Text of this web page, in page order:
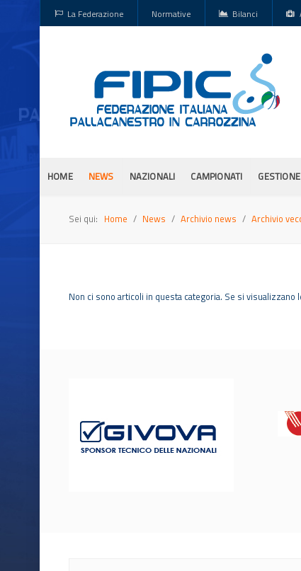
La Federazione Normative Bilanci
HOME NEWS NAZIONALI CAMPIONATI
Sei qui: Home News Archivio news Archivio
Non ci sono articoli in questa categoria. Se si